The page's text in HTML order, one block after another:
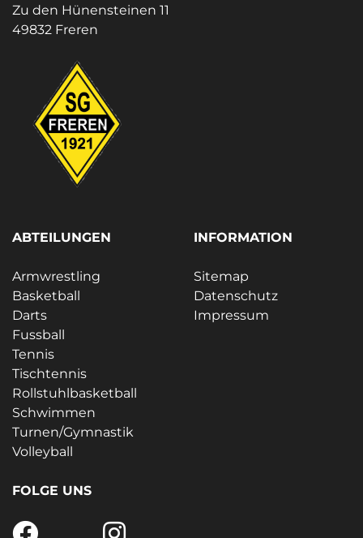
Zu den Hünensteinen 11
49832 Freren
ABTEILUNGEN
Armwrestling
Basketball
Darts
Fussball
Tennis
Tischtennis
Rollstuhlbasketball
Schwimmen
Turnen/Gymnastik
Volleyball
INFORMATION
Sitemap
Datenschutz
Impressum
FOLGE UNS